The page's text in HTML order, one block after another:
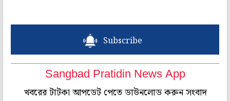
Subscribe
Sangbad Pratidin News App
খবরের টাটকা আপডেট পেতে ডাউনলোড করুন সংবাদ